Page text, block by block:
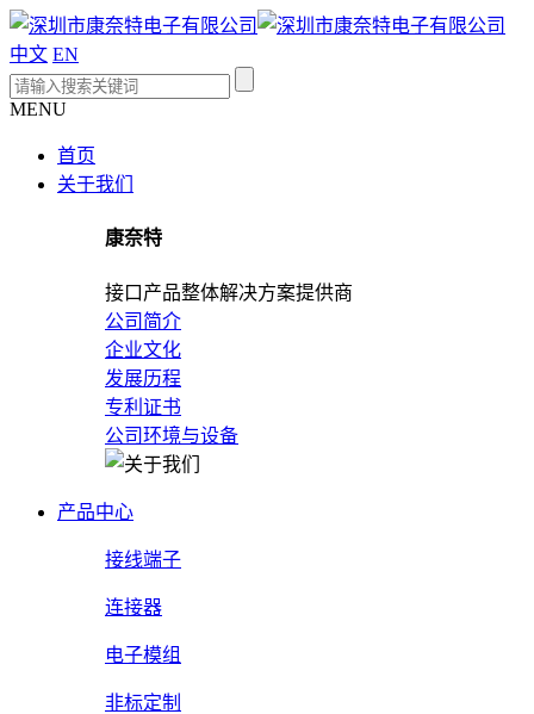
中文 EN
MENU
首页
关于我们
康奈特
接口产品整体解决方案提供商
公司简介
企业文化
发展历程
专利证书
公司环境与设备
产品中心
接线端子
连接器
电子模组
非标定制